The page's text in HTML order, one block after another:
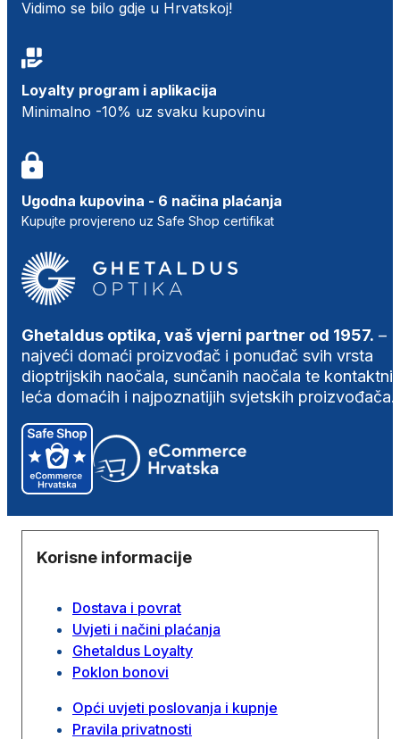
Vidimo se bilo gdje u Hrvatskoj!
Loyalty program i aplikacija
Minimalno -10% uz svaku kupovinu
Ugodna kupovina - 6 načina plaćanja
Kupujte provjereno uz Safe Shop certifikat
Ghetaldus optika, vaš vjerni partner od 1957. –
najveći domaći proizvođač i ponuđač svih vrsta
dioptrijskih naočala, sunčanih naočala te
leća domaćih i najpoznatijih svjetskih proizvođača.
Korisne informacije
Dostava i povrat
Uvjeti i načini plaćanja
Ghetaldus Loyalty
Poklon bonovi
Opći uvjeti poslovanja i kupnje
Pravila privatnosti